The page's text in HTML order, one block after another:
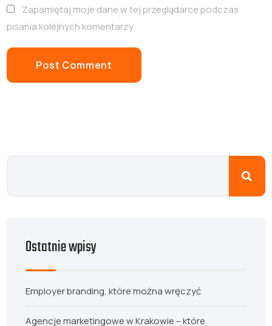
Zapamiętaj moje dane w tej przeglądarce podczas
pisania kolejnych komentarzy.
Ostatnie wpisy
Employer branding, które można wręczyć
Agencje marketingowe w Krakowie – które